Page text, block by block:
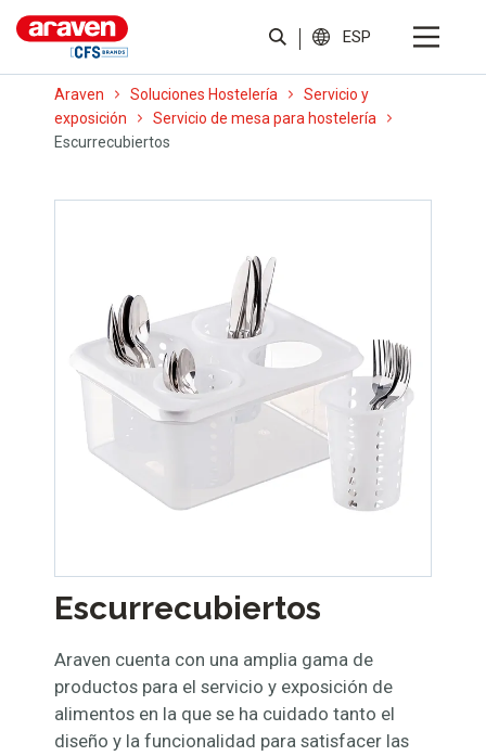
ESP
Araven Soluciones Hostelería
Servicio y
exposición
Servicio de mesa para hostelería
Escurrecubiertos
Escurrecubiertos
Araven cuenta con una amplia gama de
productos para el servicio y exposición de
alimentos en la que se ha cuidado tanto el
diseño y la funcionalidad para satisfacer las